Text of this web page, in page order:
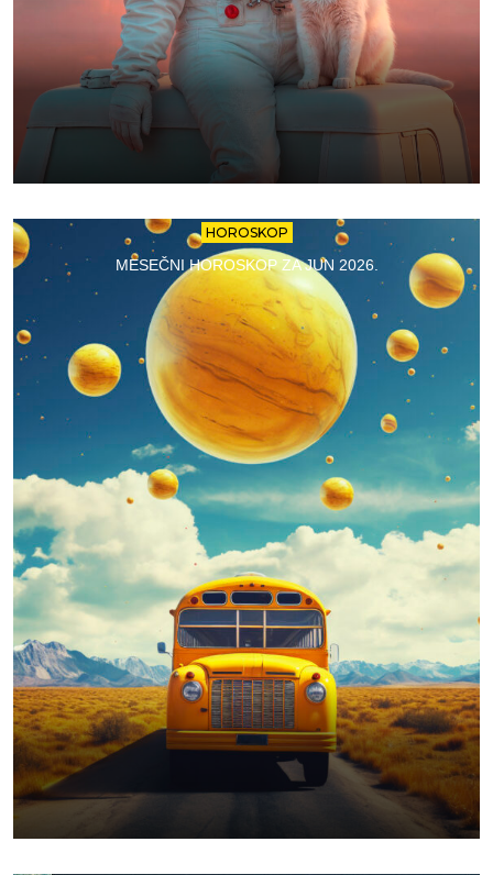
HOROSKOP
MESEČNI HOROSKOP ZA JUN 2026.